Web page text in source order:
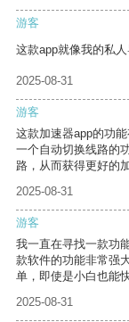
游客
这款app就像我的私
2025-08-31
游客
这款加速器app的功
一个自动切换线路的
路，从而获得更好的
2025-08-31
游客
我一直在寻找一款功
款软件的功能非常强
单，即使是小白也能
2025-08-31